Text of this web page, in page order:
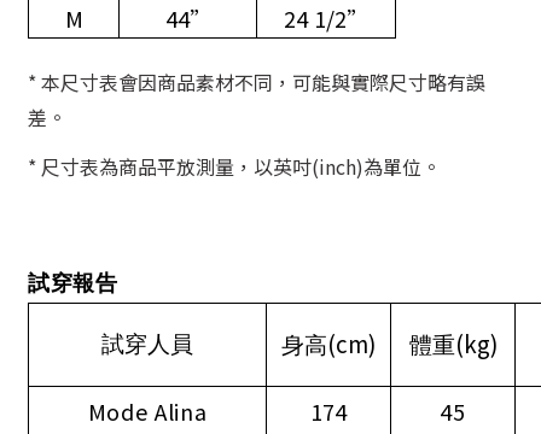
M
44” 24 1/2”
* 本尺寸表會因商品素材不同，可能與實際尺寸略有誤
差。
* 尺寸表為商品平放測量，以英吋(inch)為單位。
試穿報告
試穿人員 身高(cm) 體重(kg)
Mode Alina 174
45